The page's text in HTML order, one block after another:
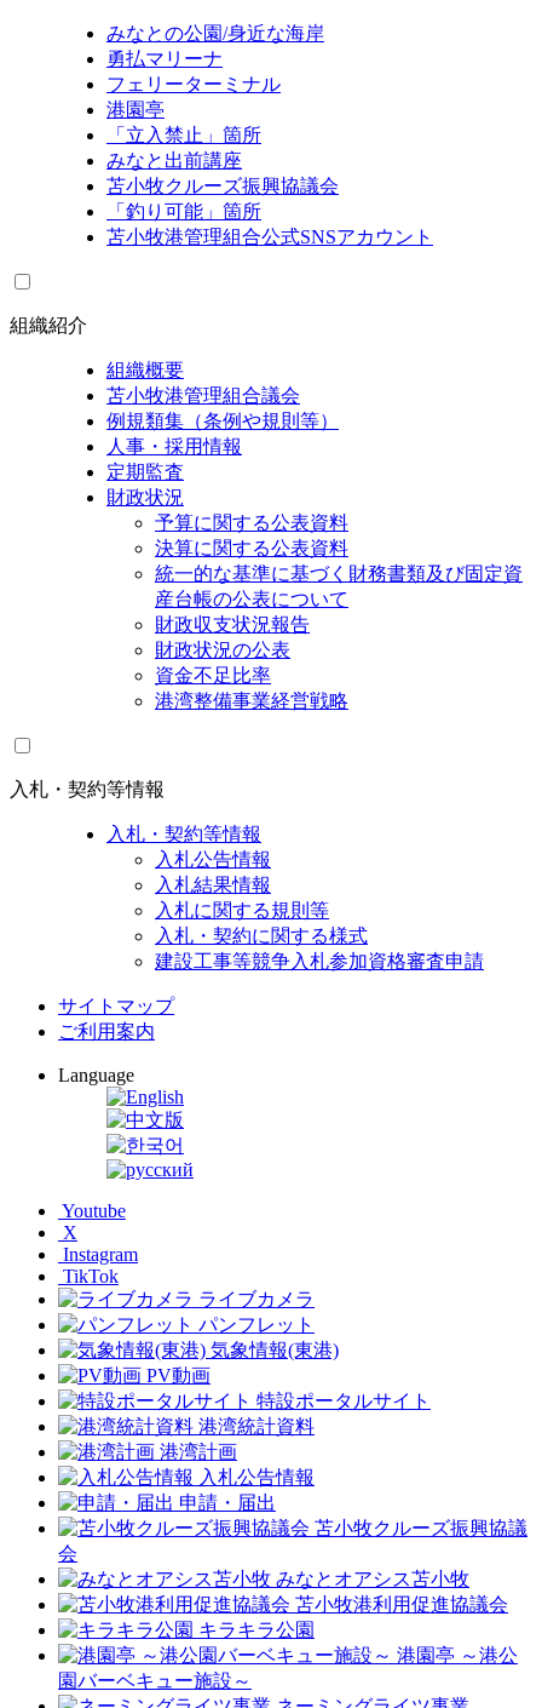
みなとの公園/身近な海岸
勇払マリーナ
フェリーターミナル
港園亭
「立入禁止」箇所
みなと出前講座
苫小牧クルーズ振興協議会
「釣り可能」箇所
苫小牧港管理組合公式SNSアカウント
組織紹介
組織概要
苫小牧港管理組合議会
例規類集（条例や規則等）
人事・採用情報
定期監査
財政状況
予算に関する公表資料
決算に関する公表資料
統一的な基準に基づく財務書類及び固定資
産台帳の公表について
財政収支状況報告
財政状況の公表
資金不足比率
港湾整備事業経営戦略
入札・契約等情報
入札・契約等情報
入札公告情報
入札結果情報
入札に関する規則等
入札・契約に関する様式
建設工事等競争入札参加資格審査申請
サイトマップ
ご利用案内
Language
Youtube
X
Instagram
TikTok
ライブカメラ
パンフレット
気象情報(東港)
PV動画
特設ポータルサイト
港湾統計資料
港湾計画
入札公告情報
申請・届出
苫小牧クルーズ振興協議
会
みなとオアシス苫小牧
苫小牧港利用促進協議会
キラキラ公園
港園亭 ～港公
園バーベキュー施設～